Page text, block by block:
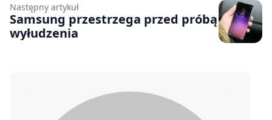
Następny artykuł
Samsung przestrzega przed próbą
wyłudzenia